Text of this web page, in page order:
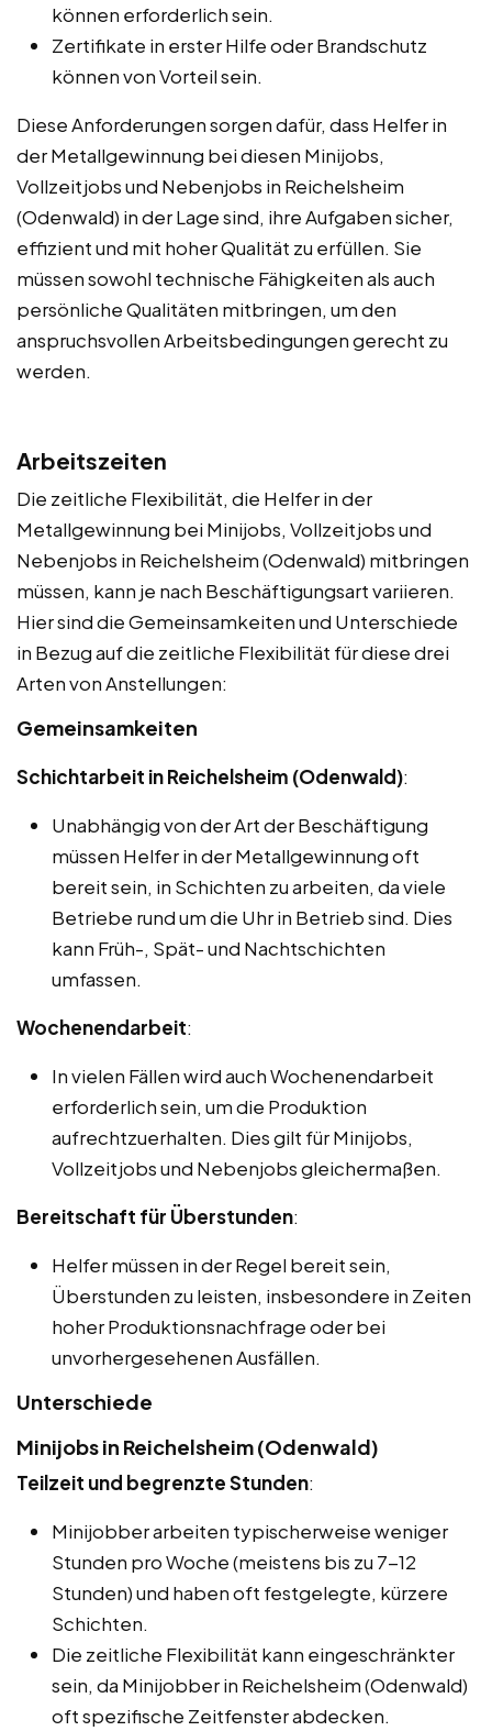
können erforderlich sein.
Zertifikate in erster Hilfe oder Brandschutz
können von Vorteil sein.
Diese Anforderungen sorgen dafür, dass Helfer in
der Metallgewinnung bei diesen Minijobs,
Vollzeitjobs und Nebenjobs in Reichelsheim
(Odenwald) in der Lage sind, ihre Aufgaben sicher,
effizient und mit hoher Qualität zu erfüllen. Sie
müssen sowohl technische Fähigkeiten als auch
persönliche Qualitäten mitbringen, um den
anspruchsvollen Arbeitsbedingungen gerecht zu
werden.
Arbeitszeiten
Die zeitliche Flexibilität, die Helfer in der
Metallgewinnung bei Minijobs, Vollzeitjobs und
Nebenjobs in Reichelsheim (Odenwald) mitbringen
müssen, kann je nach Beschäftigungsart variieren.
Hier sind die Gemeinsamkeiten und Unterschiede
in Bezug auf die zeitliche Flexibilität für diese drei
Arten von Anstellungen:
Gemeinsamkeiten
Schichtarbeit in Reichelsheim (Odenwald):
Unabhängig von der Art der Beschäftigung
müssen Helfer in der Metallgewinnung oft
bereit sein, in Schichten zu arbeiten, da viele
Betriebe rund um die Uhr in Betrieb sind. Dies
kann Früh-, Spät- und Nachtschichten
umfassen.
Wochenendarbeit:
In vielen Fällen wird auch Wochenendarbeit
erforderlich sein, um die Produktion
aufrechtzuerhalten. Dies gilt für Minijobs,
Vollzeitjobs und Nebenjobs gleichermaßen.
Bereitschaft für Überstunden:
Helfer müssen in der Regel bereit sein,
Überstunden zu leisten, insbesondere in Zeiten
hoher Produktionsnachfrage oder bei
unvorhergesehenen Ausfällen.
Unterschiede
Minijobs in Reichelsheim (Odenwald)
Teilzeit und begrenzte Stunden:
Minijobber arbeiten typischerweise weniger
Stunden pro Woche (meistens bis zu 7-12
Stunden) und haben oft festgelegte, kürzere
Schichten.
Die zeitliche Flexibilität kann eingeschränkter
sein, da Minijobber in Reichelsheim (Odenwald)
oft spezifische Zeitfenster abdecken.